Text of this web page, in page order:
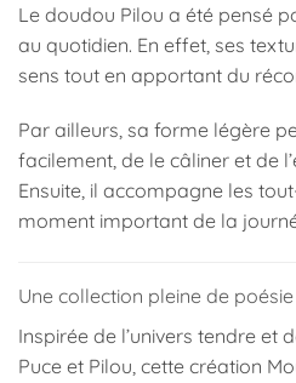
Le doudou Pilou a été pensé
au quotidien. En effet, ses
sens tout en apportant du
Par ailleurs, sa forme légère
facilement, de le câliner et de
Ensuite, il accompagne les
moment important de la
Une collection pleine de poésie
Inspirée de l’univers tendre et
Puce et Pilou, cette création